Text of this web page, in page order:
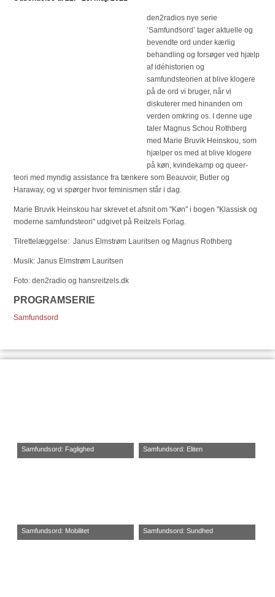
den2radios nye serie
’Samfundsord’ tager aktuelle og
bevendte ord under kærlig
behandling og forsøger ved hjælp
af idéhistorien og
samfundsteorien at blive klogere
på de ord vi bruger, når vi
diskuterer med hinanden om
verden omkring os. I denne uge
taler Magnus Schou Rothberg
med Marie Bruvik Heinskou, som
hjælper os med at blive klogere
på køn, kvindekamp og queer-
teori med myndig assistance fra tænkere som Beauvoir, Butler og
Haraway, og vi spørger hvor feminismen står i dag.
Marie Bruvik Heinskou har skrevet et afsnit om "Køn" i bogen "Klassisk og
moderne samfundsteori" udgivet på Reitzels Forlag.
Tilrettelæggelse: Janus Elmstrøm Lauritsen og Magnus Rothberg
Musik: Janus Elmstrøm Lauritsen
Foto: den2radio og hansreitzels.dk
PROGRAMSERIE
Samfundsord
Samfundsord: Faglighed Samfundsord: Eliten
Samfundsord: Mobilitet Samfundsord: Sundhed